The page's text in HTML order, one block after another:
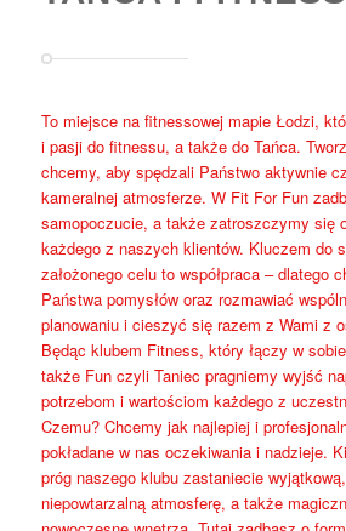
To miejsce na fitnessowej mapie Łodzi,
i pasji do fitnessu, a także do Tańca.
chcemy, aby spędzali Państwo aktywnie
kameralnej atmosferze. W Fit For Fun
samopoczucie, a także zatroszczymy się
każdego z naszych klientów. Kluczem do
założonego celu to współpraca – dlatego
Państwa pomysłów oraz rozmawiać
planowaniu i cieszyć się razem z Wami z
Będąc klubem Fitness, który łączy w
także Fun czyli Taniec pragniemy wyjść
potrzebom i wartościom każdego z
Czemu? Chcemy jak najlepiej i
pokładane w nas oczekiwania i nadzieje.
próg naszego klubu zastaniecie
niepowtarzalną atmosferę, a także